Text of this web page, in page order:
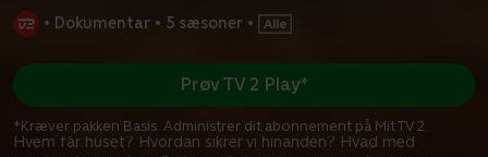
• Dokumentar • 5 sæsoner •
Hvem får huset? Hvordan sikrer vi hinanden? Hvad med
Prøv TV 2 Play*
*Kræver pakken Basis. Administrer dit abonnement på Mit TV 2.